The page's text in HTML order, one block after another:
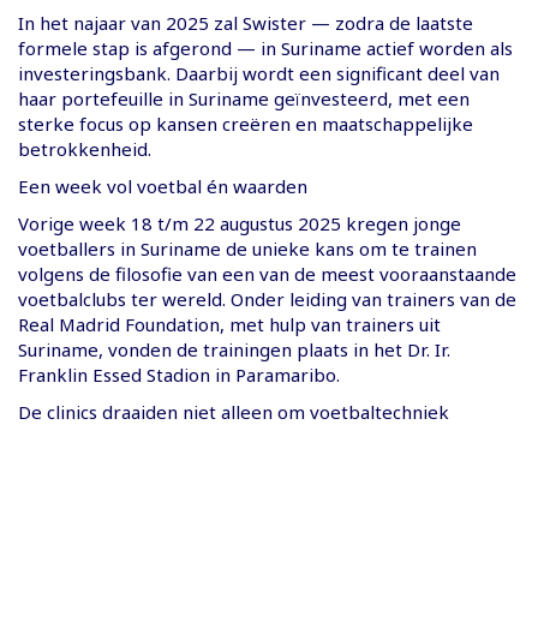
In het najaar van 2025 zal Swister — zodra de laatste
formele stap is afgerond — in Suriname actief worden als
investeringsbank. Daarbij wordt een significant deel van
haar portefeuille in Suriname geïnvesteerd, met een
sterke focus op kansen creëren en maatschappelijke
betrokkenheid.
Een week vol voetbal én waarden
Vorige week 18 t/m 22 augustus 2025 kregen jonge
voetballers in Suriname de unieke kans om te trainen
volgens de filosofie van een van de meest vooraanstaande
voetbalclubs ter wereld. Onder leiding van trainers van de
Real Madrid Foundation, met hulp van trainers uit
Suriname, vonden de trainingen plaats in het Dr. Ir.
Franklin Essed Stadion in Paramaribo.
De clinics draaiden niet alleen om voetbaltechniek